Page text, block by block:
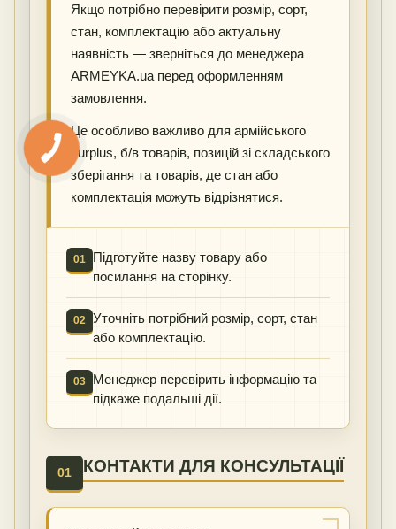
Якщо потрібно перевірити розмір, сорт,
стан, комплектацію або актуальну
наявність — зверніться до менеджера
ARMEYKA.ua перед оформленням
замовлення.
Це особливо важливо для армійського
surplus, б/в товарів, позицій зі складського
зберігання та товарів, де стан або
комплектація можуть відрізнятися.
01
Підготуйте назву товару або
посилання на сторінку.
02
Уточніть потрібний розмір, сорт, стан
або комплектацію.
03
Менеджер перевірить інформацію та
підкаже подальші дії.
01 КОНТАКТИ ДЛЯ КОНСУЛЬТАЦІЇ